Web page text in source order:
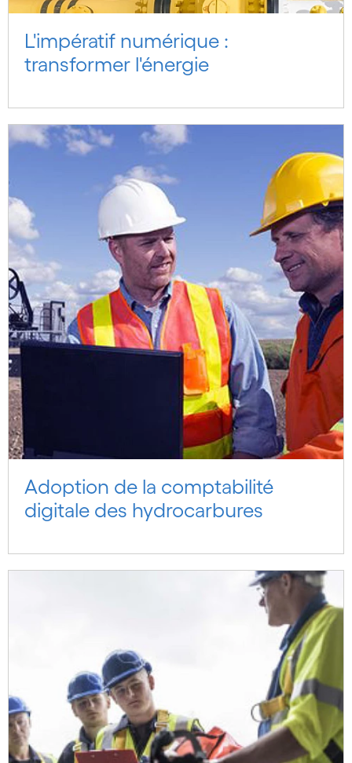
L'impératif numérique :
transformer l'énergie
Adoption de la comptabilité
digitale des hydrocarbures